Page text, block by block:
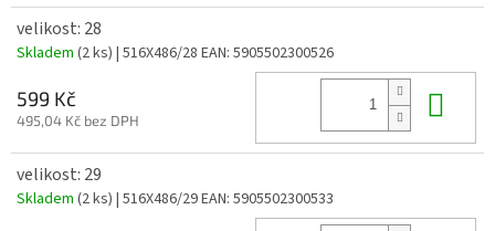
velikost: 28
Skladem (2 ks) | 516X486/28 EAN: 5905502300526
599 Kč
495,04 Kč bez DPH
velikost: 29
Skladem (2 ks) | 516X486/29EAN: 5905502300533